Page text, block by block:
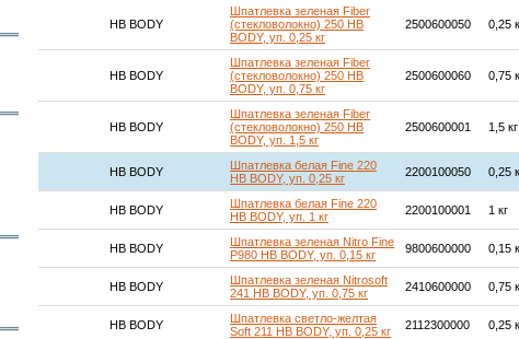
HB BODY
Шпатлевка зеленая Fiber
(стекловолокно) 250 HB
BODY, уп. 0,25 кг
2500600050 0,25
HB BODY
Шпатлевка зеленая Fiber
(стекловолокно) 250 HB
BODY, уп. 0,75 кг
2500600060 0,75
HB BODY
Шпатлевка зеленая Fiber
(стекловолокно) 250 HB
BODY, уп. 1,5 кг
2500600001 1,5 кг
HB BODY
Шпатлевка белая Fine 220
HB BODY, уп. 0,25 кг
2200100050 0,25
HB BODY
Шпатлевка белая Fine 220
HB BODY, уп. 1 кг
2200100001 1 кг
HB BODY
Шпатлевка зеленая Nitro Fine
Р980 HB BODY, уп. 0,15 кг
9800600000 0,15
HB BODY
Шпатлевка зеленая Nitrosoft
241 HB BODY, уп. 0,75 кг
2410600000 0,75
HB BODY
Шпатлевка светло-желтая
Soft 211 HB BODY, уп. 0,25 кг
2112300000 0,25